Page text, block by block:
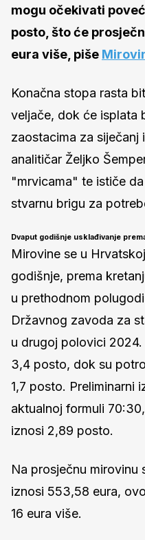
mogu očekivati
posto, što će
eura više, piše
Konačna stopa rasta
veljače, dok će isplata
zaostacima za siječanj
analitičar Željko
"mrvicama" te ističe
stvarnu brigu za
Dvaput godišnje usklađivanje
Mirovine se u
godišnje, prema
u prethodnom
Državnog zavoda za
u drugoj polovici
3,4 posto, dok su
1,7 posto. Preliminarni
aktualnoj formuli
iznosi 2,89 posto.
Na prosječnu mirovinu
iznosi 553,58 eura,
16 eura više.